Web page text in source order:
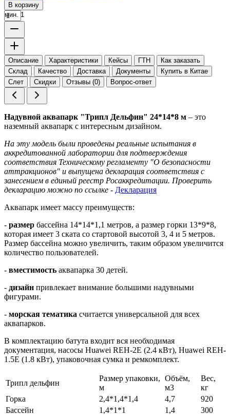
В корзину
мин. 1
Описание Характеристики Кейсы ГТН
Как заказать
Склад
Качество Доставка Документы
Купить в Китае
Слет
Скидки Отзывы (0) Вопрос-ответ
Надувной аквапарк "Трипл Дельфин" 24*14*8 м – это
наземный аквапарк с интересным дизайном.
На эту модель были проведены реальные испытания в
аккредитованной лаборатории для подтверждения
соответствия Техническому регламенту "О безопасности
аттракционов" и выпущена декларация соответствия с
занесением в единый реестр Росаккредитации. Проверить
декларацию можно по ссылке - Декларация
Аквапарк имеет массу преимуществ:
- размер бассейна 14*14*1,1 метров, а размер горки 13*9*8,
которая имеет 3 ската со стартовой высотой 3, 4 и 5 метров.
Размер бассейна можно увеличить, таким образом увеличится
количество пользователей.
- вместимость аквапарка 30 детей.
- дизайн привлекает внимание большими надувными
фигурами.
- морская тематика считается универсальной для всех
аквапарков.
В комплектацию батута входит вся необходимая
документация, насосы Huawei REH-2E (2.4 кВт), Huawei REH-
1.5E (1.8 кВт), упаковочная сумка и ремкомплект.
Трипл дельфин
Размер упаковки,
м
Объём,
м3
Вес,
кг
Горка
2,4*1,4*1,4 4,7
920
Бассейн
1,4*1*1 1,4
300